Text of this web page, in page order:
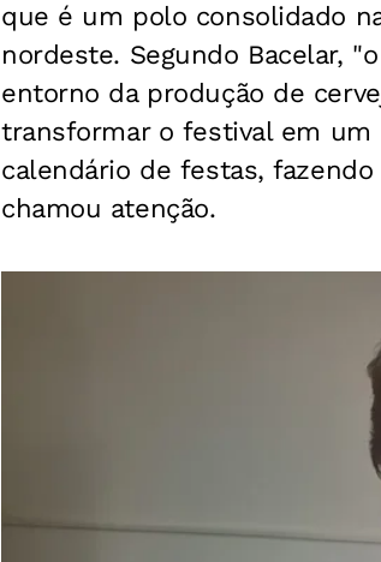
que é um polo consolidado
nordeste. Segundo Bacelar,
entorno da produção de
transformar o festival em um
calendário de festas,
chamou atenção.